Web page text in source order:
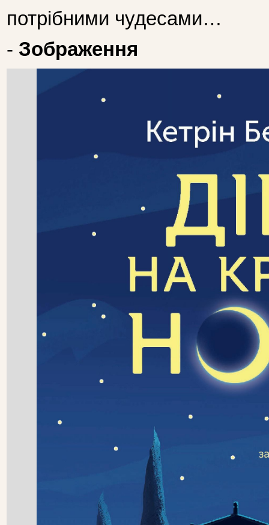
потрібними чудесами…
- Зображення